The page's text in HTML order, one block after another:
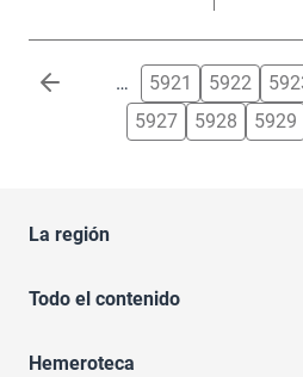
Paginación … 5921 5922
5927
5928 5929
La región
Todo el contenido
Hemeroteca